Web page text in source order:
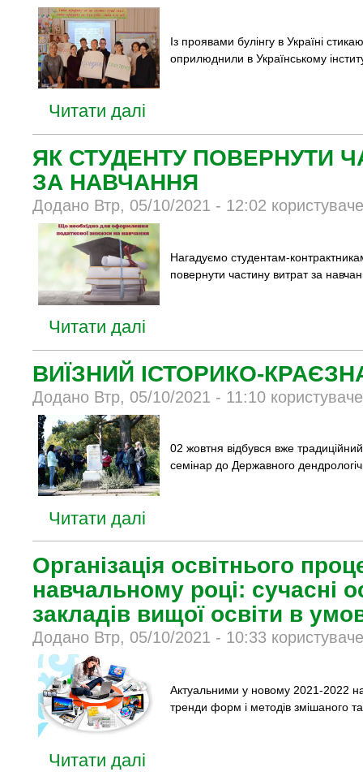
Із проявами булінгу в Україні
оприлюднили в Українському
Читати далі
ЯК СТУДЕНТУ ПОВЕРНУТИ
ЗА НАВЧАННЯ
Додано Втр, 05/10/2021 - 12:02
Нагадуємо студентам-
повернути частину витрат за
Читати далі
ВИЇЗНИЙ ІСТОРИКО-
Додано Втр, 05/10/2021 - 11:10
02 жовтня відбувся вже
семінар до Державного
Читати далі
Організація освітнього
навчальному році: сучасні
закладів вищої освіти в
Додано Втр, 05/10/2021 - 10:33
Актуальними у новому 2021-2022
тренди форм і методів змішаного
Читати далі